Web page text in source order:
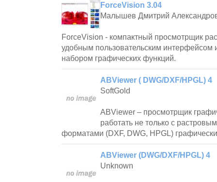
ForceVision 3.04
Малышев Дмитрий
ForceVision - компактный просмотрщик
удобным пользовательским интерфейсом
набором графических функций.
ABViewer ( DWG/DXF/HPGL) 4
SoftGold
ABViewer – просмотрщик
работать не только с
форматами (DXF, DWG, HPGL)
ABViewer (DWG/DXF/HPGL) 4
Unknown